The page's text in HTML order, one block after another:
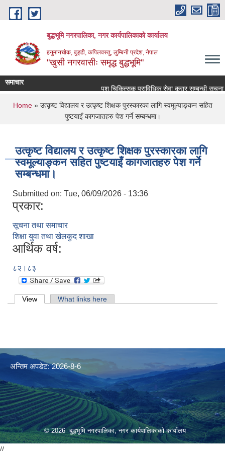
Skip to main content
बुद्धभूमि नगरपालिका, नगर कार्यपालिकाको कार्यालय
हनुमानचोक, बुड्ढी, कपिलवस्तु, लुम्बिनी प्रदेश, नेपाल
"खुसी नगरवासीः समृद्ध बुद्धभूमि"
समाचार
पशु चिकित्सक प्राविधिक सेवा करार सम्बन्धी सूचना !
You are here
Home» उत्कृष्ट विद्यालय र उत्कृष्ट शिक्षक पुरस्कारका लागि स्वमूल्याङ्कन सहित
पुष्टयाइँ कागजातहरु पेश गर्ने सम्बन्धमा।
उत्कृष्ट विद्यालय र उत्कृष्ट शिक्षक पुरस्कारका लागि
स्वमूल्याङ्कन सहित पुष्टयाइँ कागजातहरु पेश गर्ने
सम्बन्धमा।
Submitted on: Tue, 06/09/2026 - 13:36
प्रकार:
सूचना तथा समाचार
शिक्षा युवा तथा खेलकुद शाखा
आर्थिक वर्ष:
८२।८३
Primary tabs
View (active tab)What links here
अन्तिम अपडेट: 2026-8-6
© 2026 बुद्धभूमि नगरपालिका, नगर कार्यपालिकाको कार्यालय
//